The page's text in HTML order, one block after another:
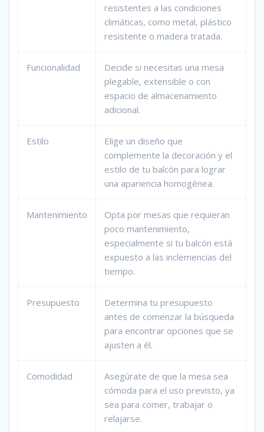
resistentes a las condiciones
climáticas, como metal, plástico
resistente o madera tratada.
Funcionalidad
Decide si necesitas una mesa
plegable, extensible o con
espacio de almacenamiento
adicional.
Estilo
Elige un diseño que
complemente la decoración y el
estilo de tu balcón para lograr
una apariencia homogénea.
Mantenimiento
Opta por mesas que requieran
poco mantenimiento,
especialmente si tu balcón está
expuesto a las inclemencias del
tiempo.
Presupuesto
Determina tu presupuesto
antes de comenzar la búsqueda
para encontrar opciones que se
ajusten a él.
Comodidad
Asegúrate de que la mesa sea
cómoda para el uso previsto, ya
sea para comer, trabajar o
relajarse.